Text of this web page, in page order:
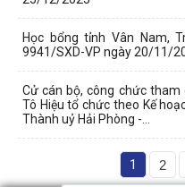
Học bổng tỉnh Vân Nam,
9941/SXD-VP ngày 20/11/
Cử cán bộ, công chức
Tô Hiệu tổ chức theo Kế
Thành uỷ Hải Phòng -...
1 2